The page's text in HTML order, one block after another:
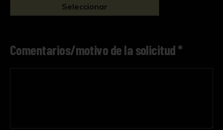
Seleccionar
Comentarios/motivo de la solicitud *